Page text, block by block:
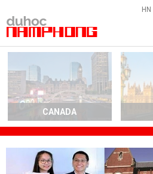
HN
CANADA
TRANG CHỦ
QUỐC GIA
DỊCH VỤ
VỀ NAM PHONG